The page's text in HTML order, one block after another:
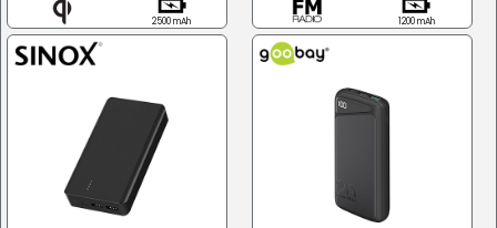
2500 mAh 1200 mAh